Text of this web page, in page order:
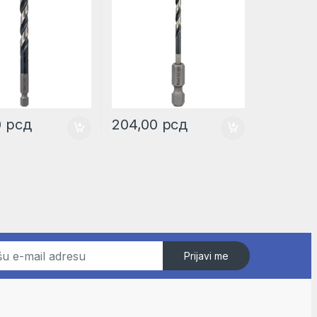
рсд 204,00 рсд
Prijavi me